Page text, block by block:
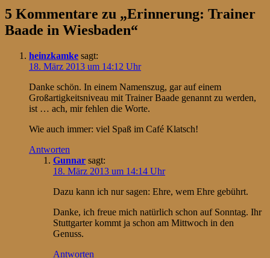
5 Kommentare zu „Erinnerung: Trainer
Baade in Wiesbaden“
heinzkamke sagt:
18. März 2013 um 14:12 Uhr
Danke schön. In einem Namenszug, gar auf einem
Großartigkeitsniveau mit Trainer Baade genannt zu werden,
ist … ach, mir fehlen die Worte.
Wie auch immer: viel Spaß im Café Klatsch!
Antworten
Gunnar sagt:
18. März 2013 um 14:14 Uhr
Dazu kann ich nur sagen: Ehre, wem Ehre gebührt.
Danke, ich freue mich natürlich schon auf Sonntag. Ihr
Stuttgarter kommt ja schon am Mittwoch in den
Genuss.
Antworten